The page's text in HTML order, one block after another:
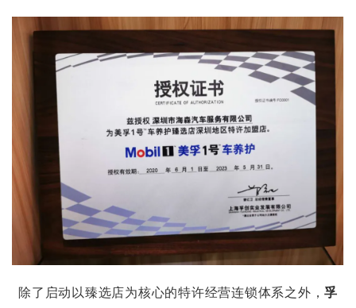
除了启动以臻选店为核心的特许经营连锁体系之外，孚